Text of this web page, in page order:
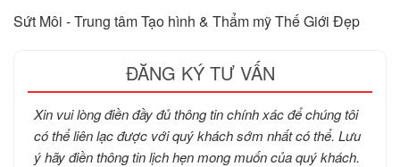
Sứt Môi - Trung tâm Tạo hình & Thẩm mỹ Thế Giới Đẹp
ĐĂNG KÝ TƯ VẤN
Xin vui lòng điền đầy đủ thông tin chính xác để chúng tôi
có thể liên lạc được với quý khách sớm nhất có thể. Lưu
ý hãy điền thông tin lịch hẹn mong muốn của quý khách.